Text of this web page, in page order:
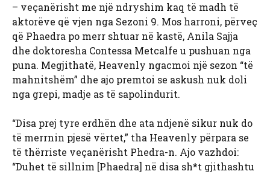
– veçanërisht me një ndryshim kaq të madh të
aktorëve që vjen nga Sezoni 9. Mos harroni, përveç
që Phaedra po merr shtuar në kastë, Anila Sajja
dhe doktoresha Contessa Metcalfe u pushuan nga
puna. Megjithatë, Heavenly ngacmoi një sezon “të
mahnitshëm” dhe ajo premtoi se askush nuk doli
nga grepi, madje as të sapolindurit.
“Disa prej tyre erdhën dhe ata ndjenë sikur nuk do
të merrnin pjesë vërtet,” tha Heavenly përpara se
të thërriste veçanërisht Phedra-n. Ajo vazhdoi:
“Duhet të sillnim [Phaedra] në disa sh*t gjithashtu